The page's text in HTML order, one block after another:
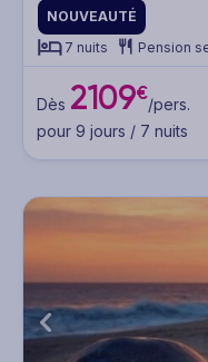
NOUVEAUTÉ
7 nuits
Pension
Dès 2109€/pers.
pour 9 jours / 7 nuits